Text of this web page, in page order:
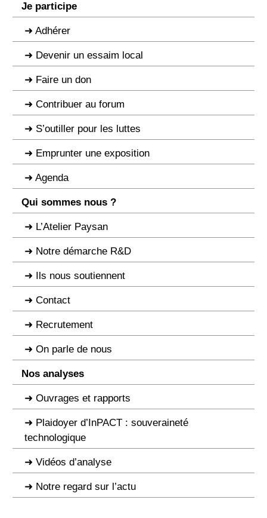
Je participe
Adhérer
Devenir un essaim local
Faire un don
Contribuer au forum
S’outiller pour les luttes
Emprunter une exposition
Agenda
Qui sommes nous ?
L’Atelier Paysan
Notre démarche R&D
Ils nous soutiennent
Contact
Recrutement
On parle de nous
Nos analyses
Ouvrages et rapports
Plaidoyer d’InPACT : souveraineté
technologique
Vidéos d’analyse
Notre regard sur l’actu